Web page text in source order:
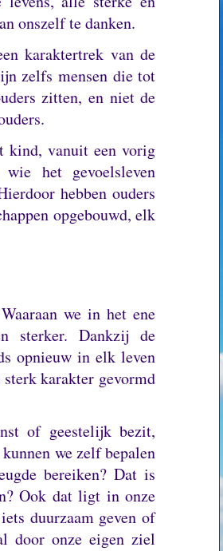
onszelf te danken.
karaktertrek van de
zelfs mensen die tot
zitten, en niet de
kind, vanuit een vorig
het gevoelsleven
hebben ouders
opgebouwd, elk
Waaraan we in het ene
sterker.Dankzij de
opnieuw in elk leven
karakter gevormd
of geestelijk bezit,
we zelf bepalen
bereiken?Dat is
Ook dat ligt in onze
duurzaam geven of
door onze eigen ziel